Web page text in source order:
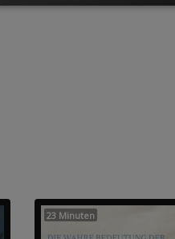
23 Minuten